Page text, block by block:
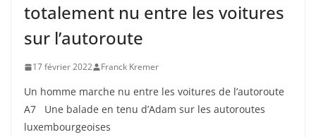
totalement nu entre les voitures
sur l’autoroute
17 février 2022 Franck Kremer
Un homme marche nu entre les voitures de l’autoroute
A7 Une balade en tenu d’Adam sur les autoroutes
luxembourgeoises